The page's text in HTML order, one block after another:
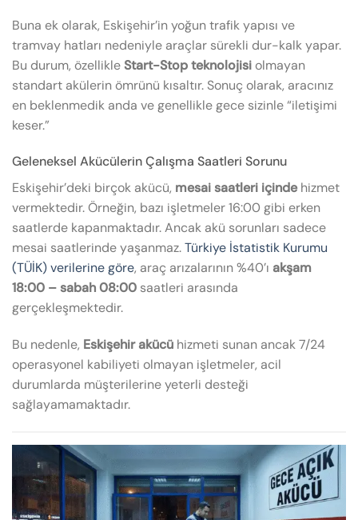
Buna ek olarak, Eskişehir’in yoğun trafik yapısı ve
tramvay hatları nedeniyle araçlar sürekli dur-kalk yapar.
Bu durum, özellikleStart-Stop teknolojisi olmayan
standart akülerin ömrünü kısaltır. Sonuç olarak, aracınız
en beklenmedik anda ve genellikle gece sizinle “iletişimi
keser.”
Geleneksel Akücülerin Çalışma Saatleri Sorunu
Eskişehir’deki birçok akücü, mesai saatleri içindehizmet
vermektedir. Örneğin, bazı işletmeler 16:00 gibi erken
saatlerde kapanmaktadır. Ancak akü sorunları sadece
mesai saatlerinde yaşanmaz.Türkiye İstatistik Kurumu
(TÜİK) verilerine göre, araç arızalarının %40’ı akşam
18:00 – sabah 08:00 saatleri arasında
gerçekleşmektedir.
Bu nedenle, Eskişehir akücü hizmeti sunan ancak 7/24
operasyonel kabiliyeti olmayan işletmeler, acil
durumlarda müşterilerine yeterli desteği
sağlayamamaktadır.